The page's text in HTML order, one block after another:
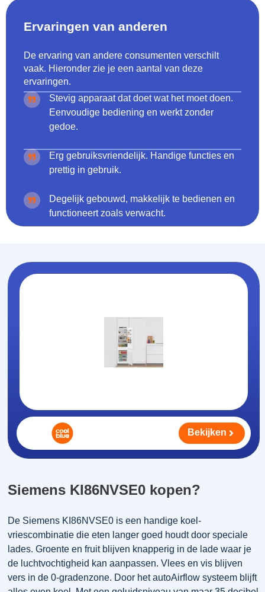
Ervaringen van anderen
De ervaring van andere consumenten verschilt
vaak. Hieronder zie je een aantal van deze
ervaringen.
Stevig apparaat dat doet wat het moet doen.
Eenvoudige bediening en werkt zonder
gedoe.
Erg gebruiksvriendelijk. Handige functies en
prettig in gebruik.
Degelijk gebouwd, makkelijk te bedienen en
functioneert zoals verwacht.
Siemens KI86NVSE0 kopen?
De Siemens KI86NVSE0 is een handige koel-
vriescombinatie die eten langer goed houdt door speciale
lades. Groente en fruit blijven knapperig in de lade waar je
de luchtvochtigheid kan aanpassen. Vlees en vis blijven
vers in de 0-gradenzone. Door het autoAirflow systeem blijft
Bekijken